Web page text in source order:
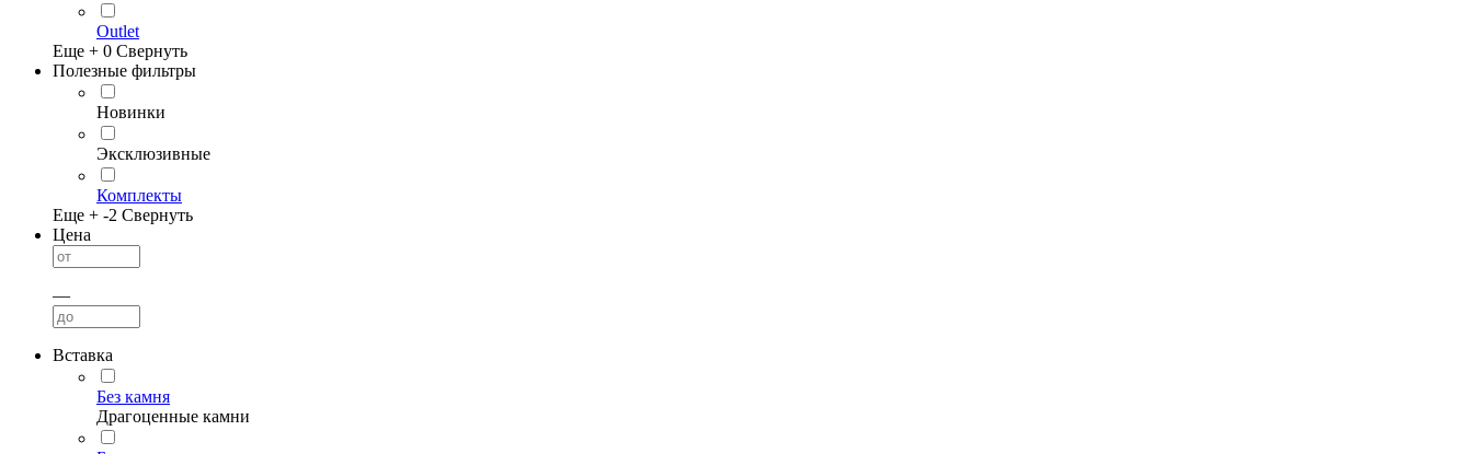
Outlet
Еще + 0 Свернуть
Полезные фильтры
Новинки
Эксклюзивные
Комплекты
Еще + -2 Свернуть
Цена
—
Вставка
Без камня
Драгоценные камни